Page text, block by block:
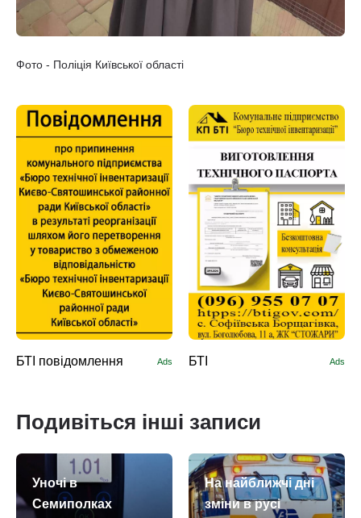
Фото - Поліція Київської області
БТІ повідомлення Ads БТІ Ads
Подивіться інші записи
Уночі в
Семиполках
На найближчі дні
зміни в русі